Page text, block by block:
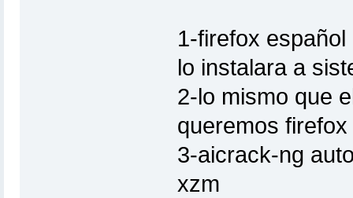
1-firefox
lo instalara a
2-lo mismo que
queremos firefox
3-aicrack-ng
xzm